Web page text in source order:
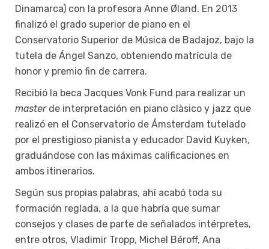
Dinamarca) con la profesora Anne Øland. En 2013
finalizó el grado superior de piano en el
Conservatorio Superior de Música de Badajoz, bajo la
tutela de Ángel Sanzo, obteniendo matrícula de
honor y premio fin de carrera.
Recibió la beca Jacques Vonk Fund para realizar un
masterde interpretación en piano clàsico y jazz que
realizó en el Conservatorio de Ámsterdam tutelado
por el prestigioso pianista y educador David Kuyken,
graduándose con las máximas calificaciones en
ambos itinerarios.
Según sus propias palabras, ahí acabó toda su
formación reglada, a la que habría que sumar
consejos y clases de parte de señalados intérpretes,
entre otros, Vladimir Tropp, Michel Béroff, Ana